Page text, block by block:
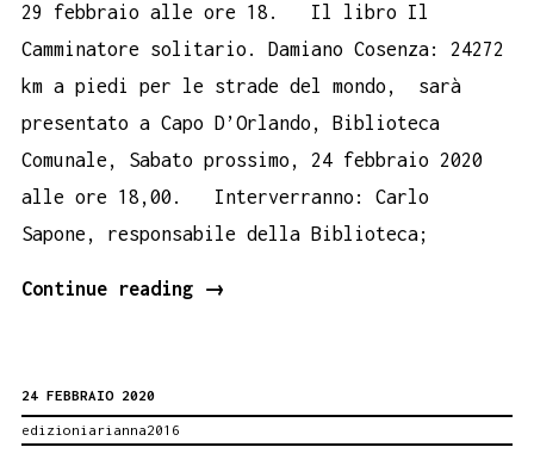
29 febbraio alle ore 18. Il libro Il
Camminatore solitario. Damiano Cosenza: 24272
km a piedi per le strade del mondo, sarà
presentato a Capo D’Orlando, Biblioteca
Comunale, Sabato prossimo, 24 febbraio 2020
alle ore 18,00. Interverranno: Carlo
Sapone, responsabile della Biblioteca;
Continue reading
Damiano
→
24 FEBBRAIO 2020
edizioniarianna2016